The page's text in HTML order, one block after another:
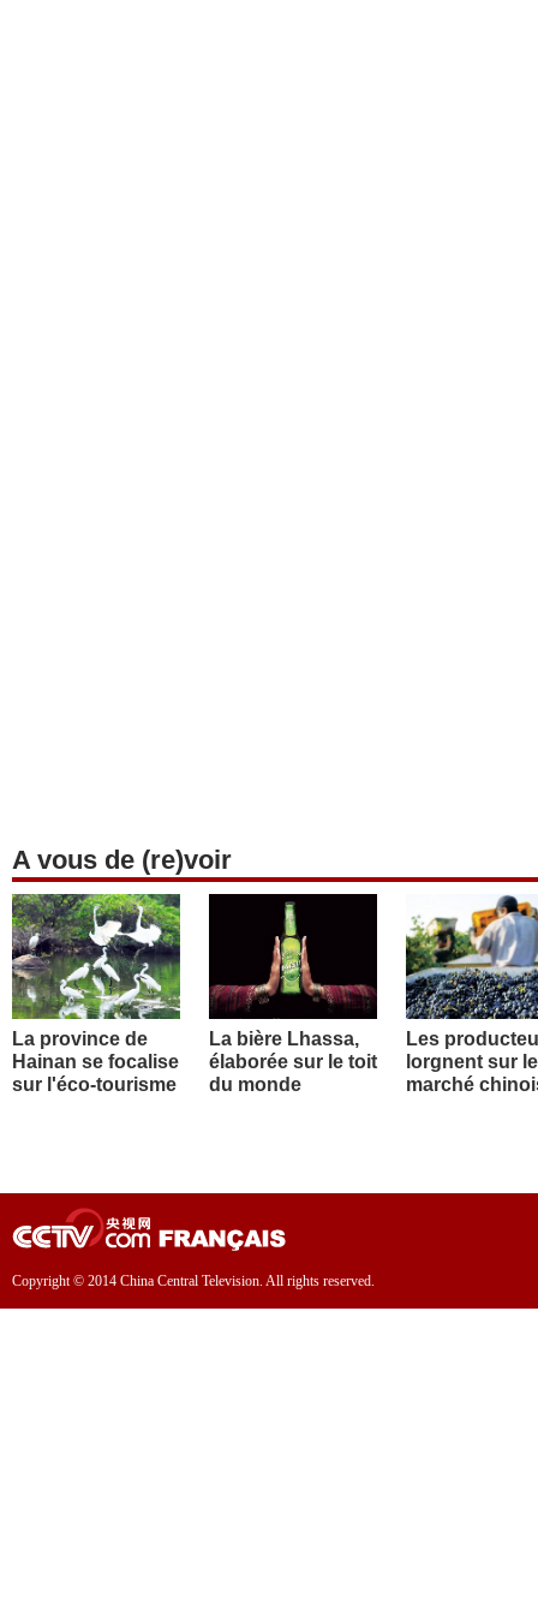
A vous de (re)voir
La province de
Hainan se focalise
sur l'éco-tourisme
La bière Lhassa,
élaborée sur le toit
du monde
Les
lorgnent sur le
marché
Copyright © 2014 China Central Television. All rights reserved.